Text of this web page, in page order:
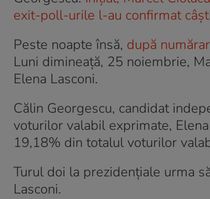
exit-poll-urile l-au confirmat
Peste noapte însă, după
Luni dimineață, 25 noiembrie,
Elena Lasconi.
Călin Georgescu, candidat
voturilor valabil exprimate,
19,18% din totalul voturilor
Turul doi la prezidențiale urma
Lasconi.